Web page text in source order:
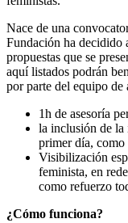
Nace de una
Fundación ha decidido
propuestas que se
aquí listados podrán
por parte del equipo de
1h de asesoría
la inclusión de la
primer día,
Visibilización
feminista, en
como refuerzo
¿Cómo funciona?